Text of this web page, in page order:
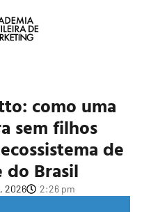
como uma
sem filhos
de
Brasil
2026 2:26 pm